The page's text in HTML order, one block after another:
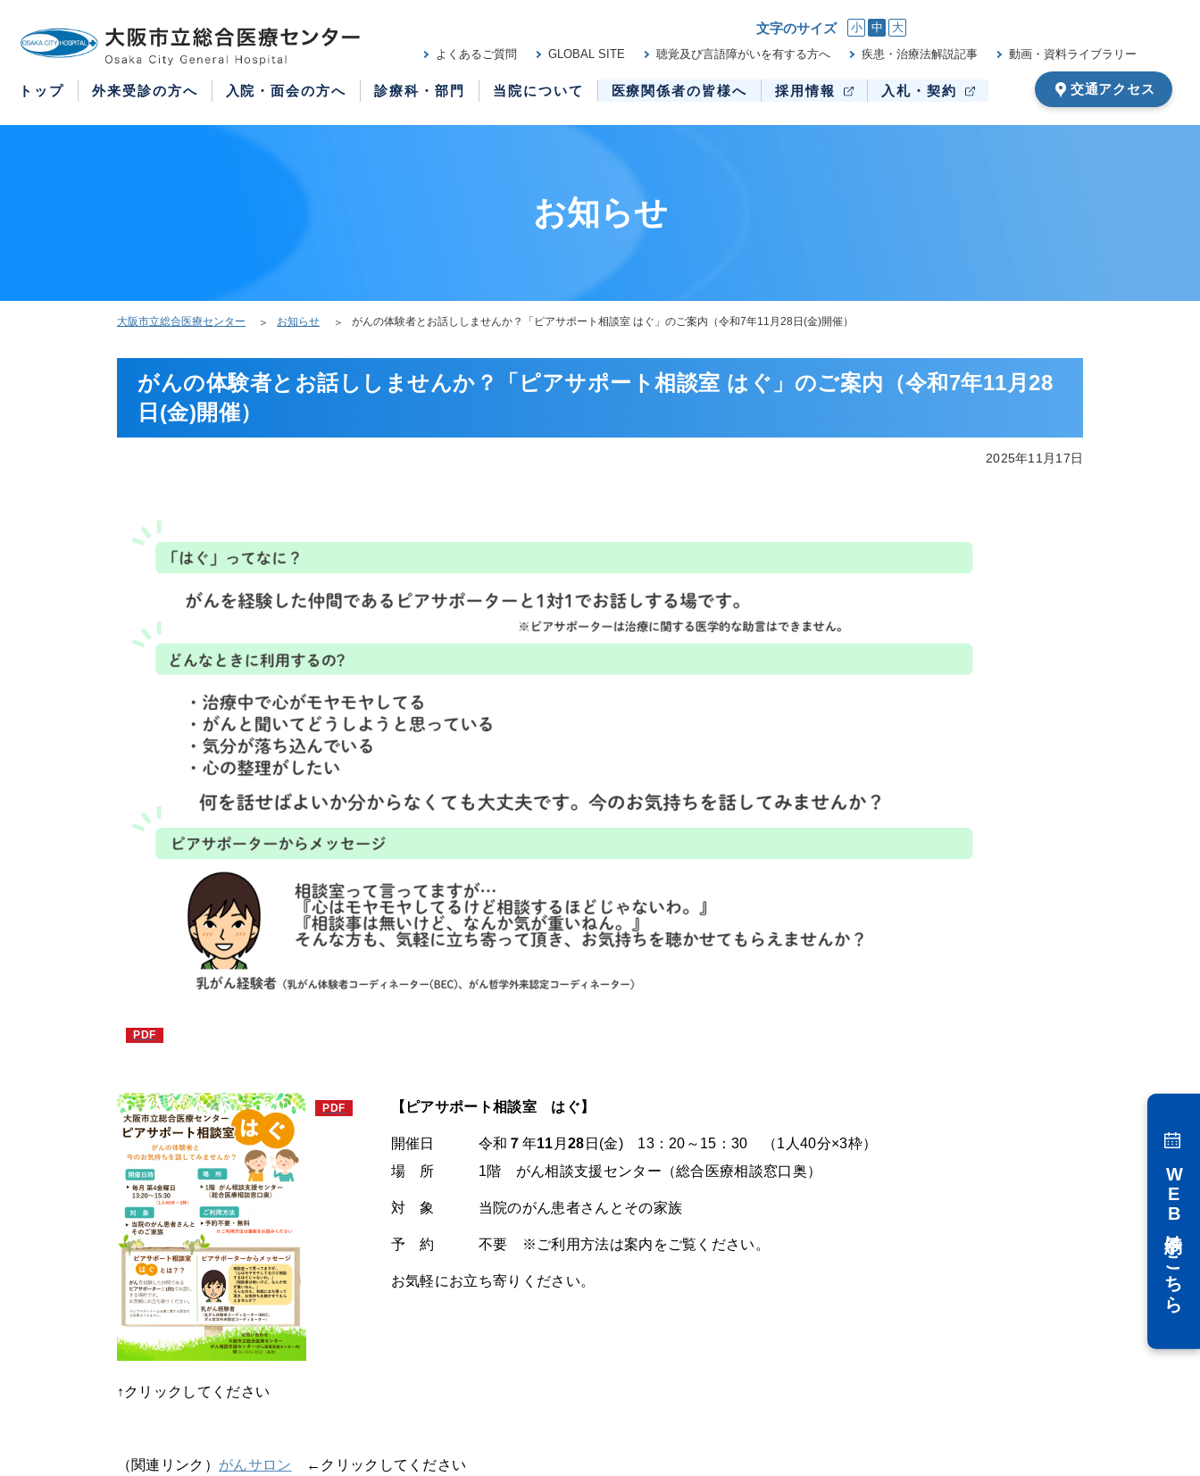
文字のサイズ 小 中 大
交通アクセス
トップ 外来受診の方へ 入院・面会の方へ 診療科・部門 当院について 医療関係者の皆様へ 採用情報 入札・契約
よくあるご質問 GLOBAL SITE 聴覚及び言語障がいを有する方へ 疾患・治療法解説記事 動画・資料ライブラリー
お知らせ
大阪市立総合医療センター お知らせ がんの体験者とお話ししませんか？「ピアサポート相談室 はぐ」のご案内（令和7年11月28日(金)開催）
がんの体験者とお話ししませんか？「ピアサポート相談室 はぐ」のご案内（令和7年11月28
日(金)開催）
2025年11月17日
【ピアサポート相談室 はぐ】
開催日 令和 ７ 年11 月28 日(金) 13：20～15：30 （1人40分×3枠）
場 所 1階 がん相談支援センター（総合医療相談窓口奥）
対 象 当院のがん患者さんとその家族
予 約 不要 ※ご利用方法は案内をご覧ください。
お気軽にお立ち寄りください。
↑クリックしてください
（関連リンク） がんサロン ←クリックしてください
WEB予約はこちら
紹介状をお持ちの方はこちら
再診の予約変更はこちら